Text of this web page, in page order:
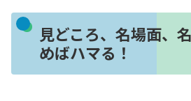
見どころ、名場面、
めばハマる！